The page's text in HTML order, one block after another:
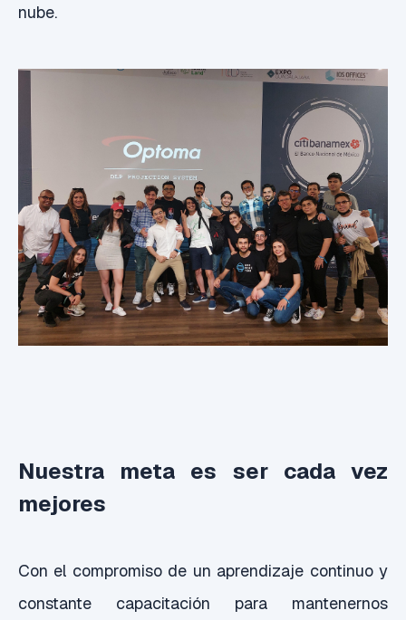
nube.
Nuestra meta es ser cada vez
mejores
Con el compromiso de un aprendizaje continuo y
constante capacitación para mantenernos